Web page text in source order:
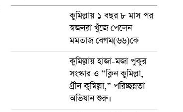
কুমিল্লায় ১ বছর ৮ মাস পর
স্বজনরা খুঁজে পেলেন
মমতাজ বেগম(৬৬)কে
কুমিল্লায় হাজা-মজা পুকুর
সংস্কার ও “ক্লিন কুমিল্লা,
গ্রীন কুমিল্লা,” পরিচ্ছন্নতা
অভিযান শুরু।